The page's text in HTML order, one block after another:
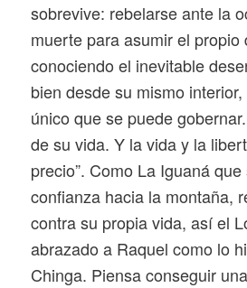
sobrevive: rebelarse ante la
muerte para asumir el propio
conociendo el inevitable
bien desde su mismo
único que se puede
de su vida. Y la vida y la
precio”. Como La Iguaná
confianza hacia la montaña,
contra su propia vida, así el
abrazado a Raquel como lo
Chinga. Piensa conseguir